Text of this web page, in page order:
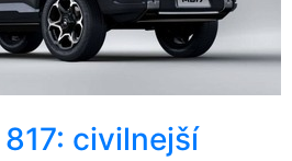
civilnejší